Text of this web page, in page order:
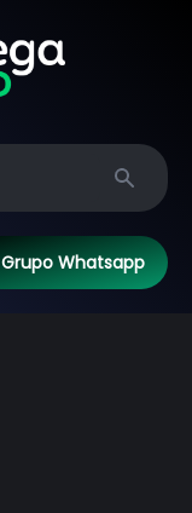
Search
Grupo Whatsapp